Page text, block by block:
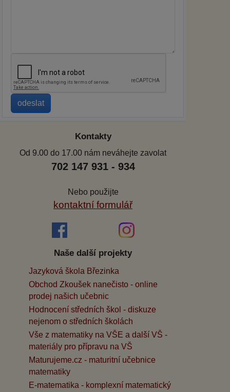
Kontakty
Od 9.00 do 17.00 nám neváhejte zavolat
702 147 931 - 934
Nebo použijte
kontaktní formulář
Naše další projekty
Jazyková škola Březinka
Obchod Zkoušek nanečisto - online
prodej našich učebnic
Hodnocení středních škol - diskuze
nejenom o středních školách
Vše z matematiky na VŠE a další VŠ -
materiály pro přípravu na VŠ
Maturujeme.cz - maturitní učebnice
matematiky
E-matematika - komplexní matematický